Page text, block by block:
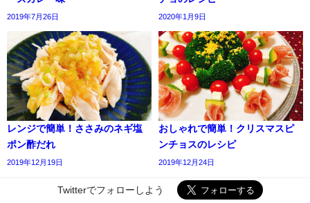
2019年7月26日 2020年1月9日
レンジで簡単！ささみのネギ塩
ポン酢だれ
2019年12月19日
おしゃれで簡単！クリスマスピ
ンチョスのレシピ
2019年12月24日
Twitterでフォローしよう